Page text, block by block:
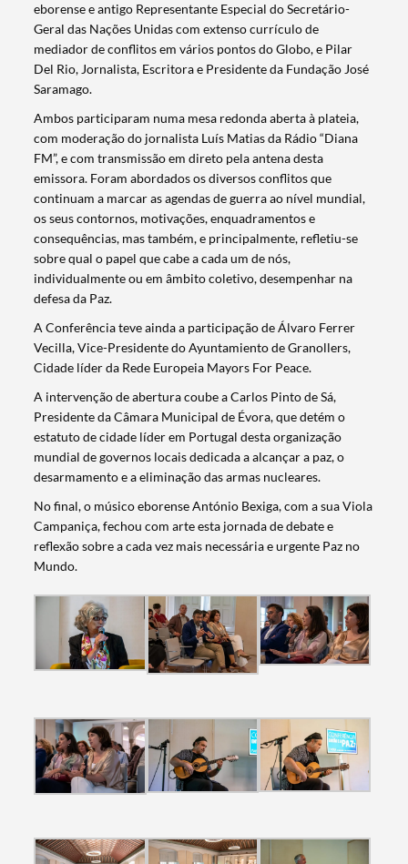
eborense e antigo Representante Especial do Secretário-
Geral das Nações Unidas com extenso currículo de
mediador de conflitos em vários pontos do Globo, e Pilar
Del Rio, Jornalista, Escritora e Presidente da Fundação José
Saramago.
Ambos participaram numa mesa redonda aberta à plateia,
com moderação do jornalista Luís Matias da Rádio “Diana
FM”, e com transmissão em direto pela antena desta
emissora. Foram abordados os diversos conflitos que
continuam a marcar as agendas de guerra ao nível mundial,
os seus contornos, motivações, enquadramentos e
consequências, mas também, e principalmente, refletiu-se
sobre qual o papel que cabe a cada um de nós,
individualmente ou em âmbito coletivo, desempenhar na
defesa da Paz.
A Conferência teve ainda a participação de Álvaro Ferrer
Vecilla, Vice-Presidente do Ayuntamiento de Granollers,
Cidade líder da Rede Europeia Mayors For Peace.
A intervenção de abertura coube a Carlos Pinto de Sá,
Presidente da Câmara Municipal de Évora, que detém o
estatuto de cidade líder em Portugal desta organização
mundial de governos locais dedicada a alcançar a paz, o
desarmamento e a eliminação das armas nucleares.
No final, o músico eborense António Bexiga, com a sua Viola
Campaniça, fechou com arte esta jornada de debate e
reflexão sobre a cada vez mais necessária e urgente Paz no
Mundo.